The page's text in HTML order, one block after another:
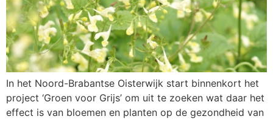
In het Noord-Brabantse Oisterwijk start binnenkort het
project ‘Groen voor Grijs’ om uit te zoeken wat daar het
effect is van bloemen en planten op de gezondheid van